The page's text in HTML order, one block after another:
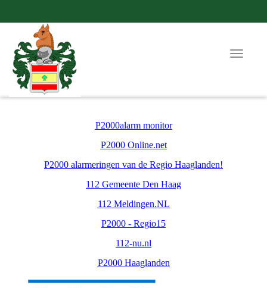
Toggle
P2000alarm monitor
P2000 Online.net
P2000 alarmeringen van de Regio Haaglanden!
112 Gemeente Den Haag
112 Meldingen.NL
P2000 - Regio15
112-nu.nl
P2000 Haaglanden